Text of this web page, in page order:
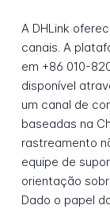
A DHLink
canais. A
em +86 010-
disponível
um canal de
baseadas na
rastreamento
equipe de
orientação
Dado o papel